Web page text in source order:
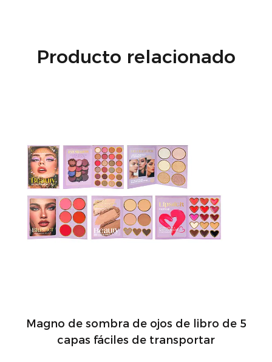
Producto relacionado
Magno de sombra de ojos de libro de 5
capas fáciles de transportar